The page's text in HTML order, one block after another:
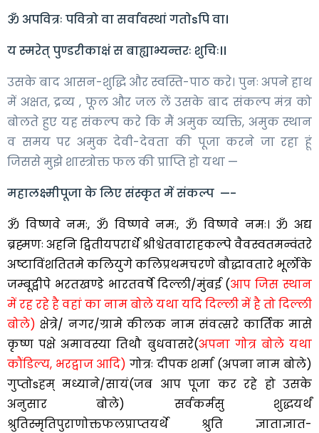
ॐ अपवित्रः पवित्रो वा सर्वावस्थां गतोsपि वा।
य स्मरेत् पुण्डरीकाक्षं स बाह्याभ्यन्तरः शुचिः।।
उसके बाद आसन-शुद्धि और स्वस्ति-पाठ करे। पुनः अपने हाथ
में अक्षत, द्रव्य , फूल और जल लें उसके बाद संकल्प मंत्र को
बोलते हुए यह संकल्प करे कि मैं अमुक व्यक्ति, अमुक स्थान
व समय पर अमुक देवी-देवता की पूजा करने जा रहा हूं
जिससे मुझे शास्त्रोक्त फल की प्राप्ति हो यथा —
महालक्ष्मीपूजा के लिए संस्कृत में संकल्प —-
ॐ विष्णवे नमः, ॐ विष्णवे नमः, ॐ विष्णवे नमः। ॐ अद्य
ब्रह्मणः अहनि द्वितीयपरार्धे श्रीश्वेतवाराहकल्पे वैवस्वतमन्वंतरे
अष्टाविंशतितमे कलियुगे कलिप्रथमचरणे बौद्धावतारे भूर्लोके
जम्बूद्वीपे भरतखण्डे भारतवर्षे दिल्ली/मुंबई (आप जिस स्थान
में रह रहे है वहां का नाम बोले यथा यदि दिल्ली में है तो दिल्ली
बोले) क्षेत्रे/ नगर/ग्रामे कीलक नाम संवत्सरे कार्तिक मासे
कृष्ण पक्षे अमावस्या तिथौ बुधवासरे(अपना गोत्र बोले यथा
कौंडिल्य, भरद्वाज आदि) गोत्रः दीपक शर्मा (अपना नाम बोले)
गुप्तोsहम् मध्याने/सायं(जब आप पूजा कर रहे हो उसके
अनुसार बोले) सर्वकर्मसु शुद्धयर्थं
श्रुतिस्मृतिपुराणोक्तफलप्राप्तयर्थे श्रुति ज्ञाताज्ञात-